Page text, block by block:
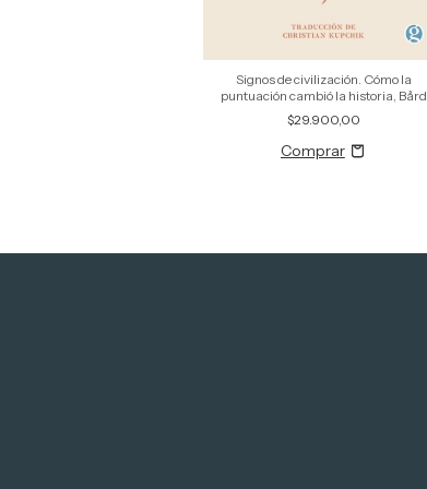
Signos de civilización. Cómo la
puntuación cambió la historia, Bård
Borch Michalsen
$29.900,00